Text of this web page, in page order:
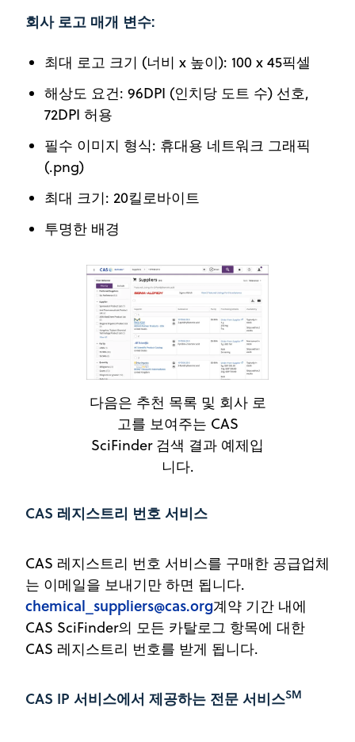
회사 로고 매개 변수:
최대 로고 크기 (너비 x 높이): 100 x 45픽셀
해상도 요건: 96DPI (인치당 도트 수) 선호,
72DPI 허용
필수 이미지 형식: 휴대용 네트워크 그래픽
(.png)
최대 크기: 20킬로바이트
투명한 배경
다음은 추천 목록 및 회사 로
고를 보여주는 CAS
SciFinder 검색 결과 예제입
니다.
CAS 레지스트리 번호 서비스
CAS 레지스트리 번호 서비스를 구매한 공급업체
는 이메일을 보내기만 하면 됩니다.
chemical_suppliers@cas.org계약 기간 내에
CAS SciFinder의 모든 카탈로그 항목에 대한
CAS 레지스트리 번호를 받게 됩니다.
CAS IP 서비스에서 제공하는 전문 서비스SM